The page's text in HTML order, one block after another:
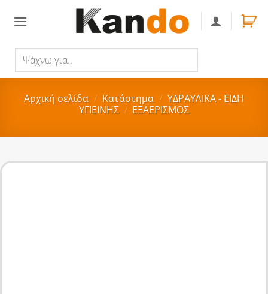
για..
Αρχική σελίδα / Κατάστημα / ΥΔΡΑΥΛΙΚΑ - ΕΙΔΗ
ΥΓΙΕΙΝΗΣ / ΕΞΑΕΡΙΣΜΟΣ